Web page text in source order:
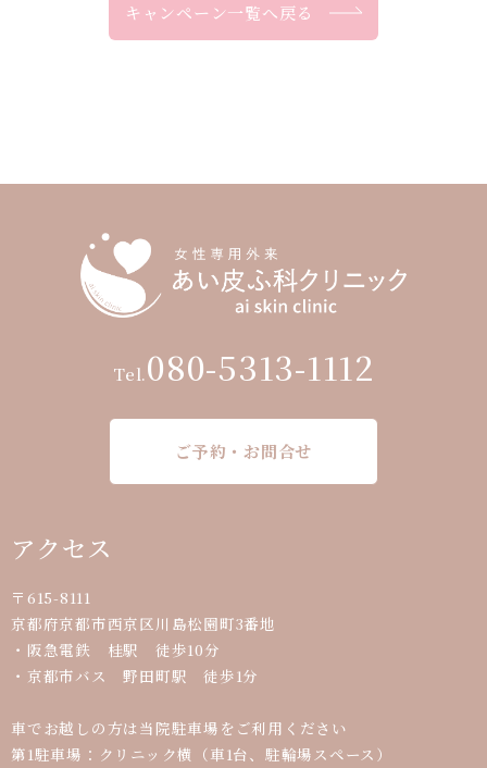
キャンペーン一覧へ戻る
Tel.080-5313-1112
ご予約・お問合せ
アクセス
〒615-8111
京都府京都市西京区川島松園町3番地
・阪急電鉄 桂駅 徒歩10分
・京都市バス 野田町駅 徒歩1分
車でお越しの方は当院駐車場をご利用ください
第1駐車場：クリニック横（車1台、駐輪場スペース）